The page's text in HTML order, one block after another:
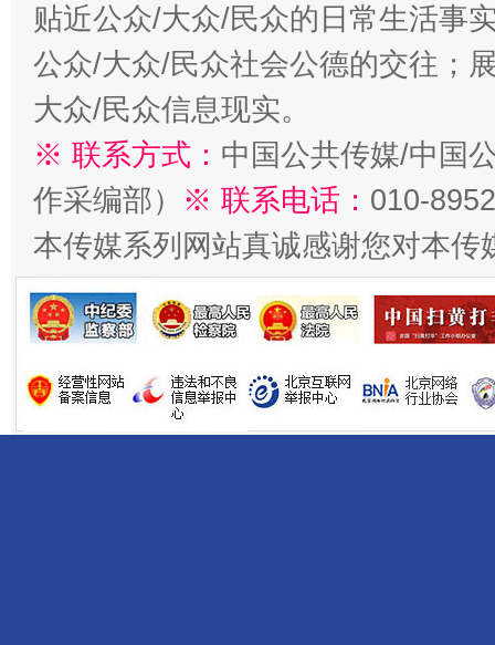
贴近公众/大众/民众的日常生活事
公众/大众/民众社会公德的交往；
大众/民众信息现实。
※ 联系方式： 中国公共传媒/中国
作采编部） ※ 联系电话： 010-
本传媒系列网站真诚感谢您对本